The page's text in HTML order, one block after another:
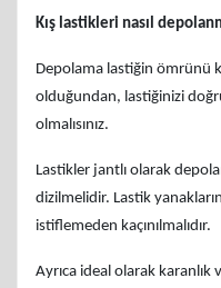
Kış lastikleri nasıl
Depolama lastiğin ömrünü
olduğundan, lastiğinizi
olmalısınız.
Lastikler jantlı olarak
dizilmelidir. Lastik
istiflemeden kaçınılmalıdır.
Ayrıca ideal olarak